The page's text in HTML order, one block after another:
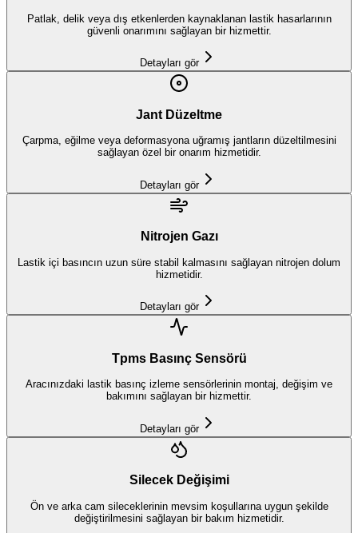
Patlak, delik veya dış etkenlerden kaynaklanan lastik hasarlarının
güvenli onarımını sağlayan bir hizmettir.
Detayları gör
Jant Düzeltme
Çarpma, eğilme veya deformasyona uğramış jantların düzeltilmesini
sağlayan özel bir onarım hizmetidir.
Detayları gör
Nitrojen Gazı
Lastik içi basıncın uzun süre stabil kalmasını sağlayan nitrojen dolum
hizmetidir.
Detayları gör
Tpms Basınç Sensörü
Aracınızdaki lastik basınç izleme sensörlerinin montaj, değişim ve
bakımını sağlayan bir hizmettir.
Detayları gör
Silecek Değişimi
Ön ve arka cam sileceklerinin mevsim koşullarına uygun şekilde
değiştirilmesini sağlayan bir bakım hizmetidir.